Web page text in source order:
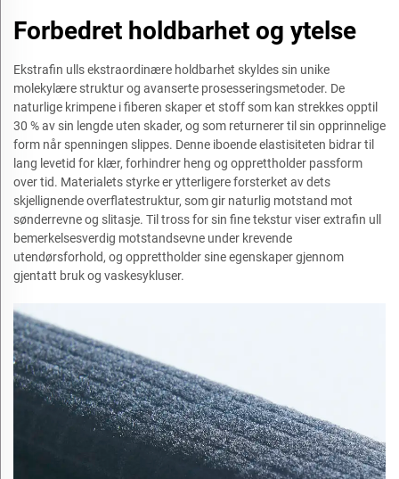
Forbedret holdbarhet og ytelse
Ekstrafin ulls ekstraordinære holdbarhet skyldes sin unike
molekylære struktur og avanserte prosesseringsmetoder. De
naturlige krimpene i fiberen skaper et stoff som kan strekkes opptil
30 % av sin lengde uten skader, og som returnerer til sin opprinnelige
form når spenningen slippes. Denne iboende elastisiteten bidrar til
lang levetid for klær, forhindrer heng og opprettholder passform
over tid. Materialets styrke er ytterligere forsterket av dets
skjellignende overflatestruktur, som gir naturlig motstand mot
sønderrevne og slitasje. Til tross for sin fine tekstur viser extrafin ull
bemerkelsesverdig motstandsevne under krevende
utendørsforhold, og opprettholder sine egenskaper gjennom
gjentatt bruk og vaskesykluser.